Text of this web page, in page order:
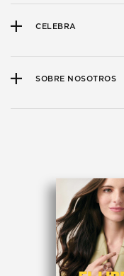
CELEBRA
SOBRE NOSOTROS